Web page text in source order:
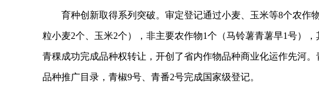
育种创新取得系列突破。审定登记通过小麦、玉米等8个农作
粒小麦2个、玉米2个），非主要农作物1个（马铃薯青薯早1号）
青稞成功完成品种权转让，开创了省内作物品种商业化运作先河
品种推广目录，青椒9号、青番2号完成国家级登记。